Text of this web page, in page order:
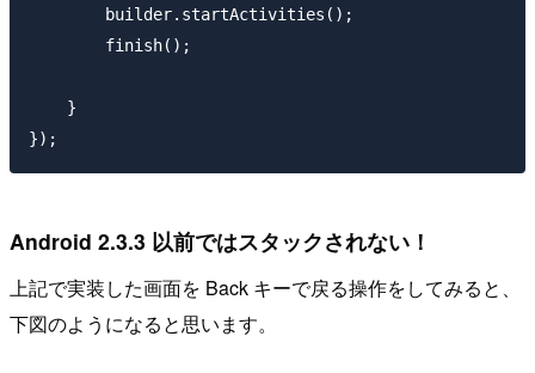
        builder.startActivities();
        finish();
    }
Android 2.3.3 以前ではスタックされない！
上記で実装した画面を Back キーで戻る操作をしてみると、
下図のようになると思います。